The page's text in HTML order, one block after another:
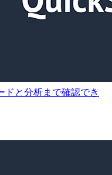
と分析まで確認でき